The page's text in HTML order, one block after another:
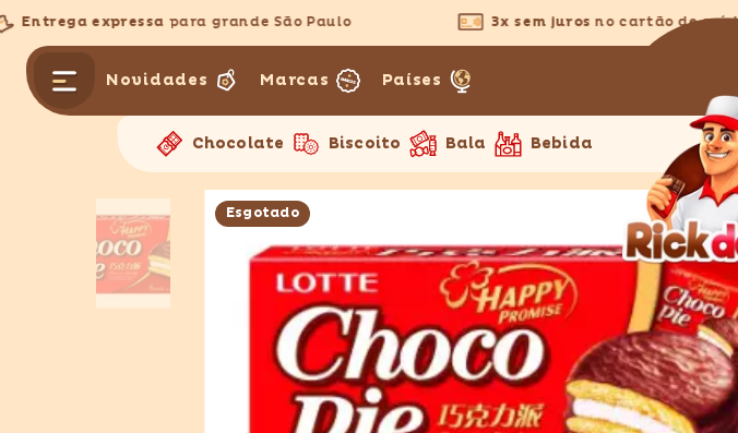
expressapara grande São Paulo 3x sem jurosno cartão de crédito
Novidades Marcas Países
Chocolate Biscoito Bala Bebida
Esgotado